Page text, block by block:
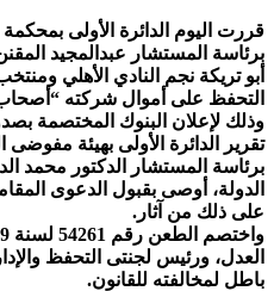
قررت اليوم الدائرة الأولى
برئاسة المستشار عبدالمجيد
أبو تريكة نجم النادي الأهلي
التحفظ على أموال شركته “أصحاب تورز”
وذلك لإعلان البنوك المختصمة
تقرير الدائرة الأولى بهيئة مفوضى
برئاسة المستشار الدكتور محمد
الدولة، أوصى بقبول الدعوى
على ذلك من آثار.
العدل، ورئيس لجنتى التحفظ
باطل لمخالفته للقانون.